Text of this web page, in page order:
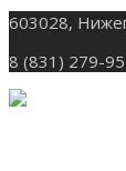
603028,
8 (831) 279-